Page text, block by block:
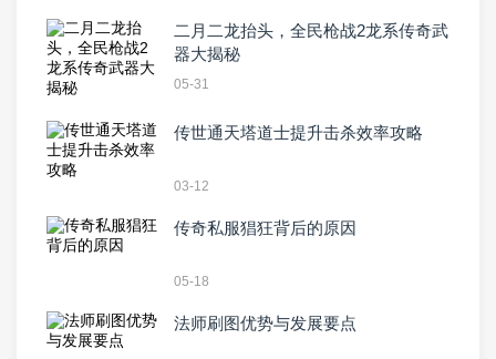
二月二龙抬头，全民枪战2龙系传奇武
器大揭秘
05-31
传世通天塔道士提升击杀效率攻略
03-12
传奇私服猖狂背后的原因
05-18
法师刷图优势与发展要点